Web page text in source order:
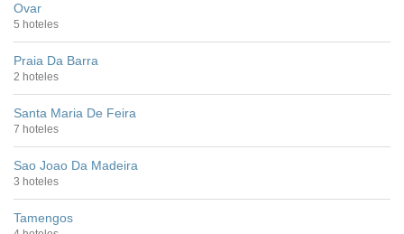
Ovar
5 hoteles
Praia Da Barra
2 hoteles
Santa Maria De Feira
7 hoteles
Sao Joao Da Madeira
3 hoteles
Tamengos